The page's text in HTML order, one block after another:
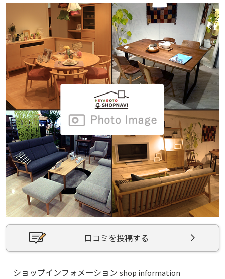
口コミを投稿する
ショップインフォメーションshop information